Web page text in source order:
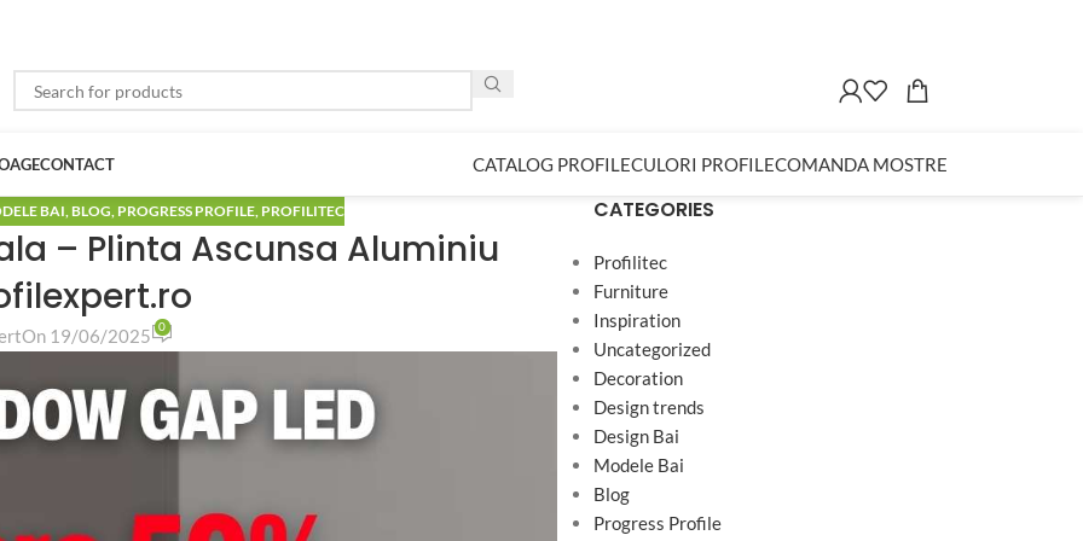
CONTACT CATALOG PROFILECULORI PROFILECOMANDA MOSTRE
BAI,BLOG, PROGRESS PROFILE, PROFILITEC
– Plinta Ascunsa Aluminiu
On 19/06/2025 0
CATEGORIES
Profilitec
Furniture
Inspiration
Uncategorized
Decoration
Design trends
Design Bai
Modele Bai
Blog
Progress Profile